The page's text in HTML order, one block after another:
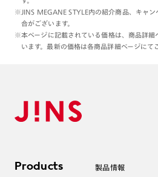
※JINS MEGANE STYLE内の紹介商品、キャ
合がございます。
※本ページに記載されている価格は、商品詳細
います。最新の価格は各商品詳細ページにて
Products 製品情報